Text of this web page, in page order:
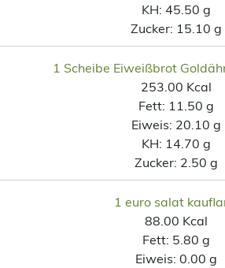
KH: 45.50 g
Zucker: 15.10 g
1 Scheibe Eiweißbrot
253.00 Kcal
Fett: 11.50 g
Eiweis: 20.10 g
KH: 14.70 g
Zucker: 2.50 g
1 euro salat
88.00 Kcal
Fett: 5.80 g
Eiweis: 0.00 g